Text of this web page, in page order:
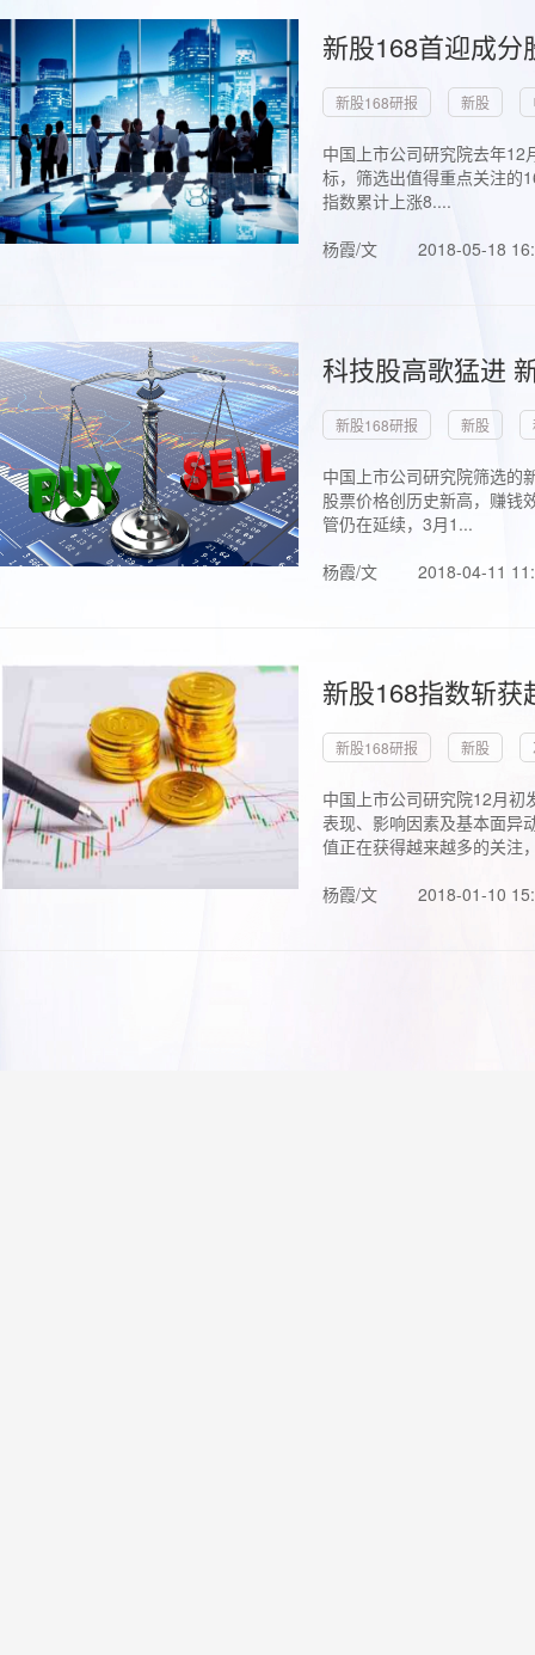
新股168首迎成
新股168研报 新股
中国上市公司研究院去年
标，筛选出值得重点关注的
指数累计上涨8....
杨霞/文
2018-05-18
科技股高歌猛进
新股168研报 新股
中国上市公司研究院筛选的
股票价格创历史新高，赚钱
管仍在延续，3月1...
杨霞/文
2018-04-11
新股168指数斩
新股168研报 新股
中国上市公司研究院12月初
表现、影响因素及基本面异
值正在获得越来越多的关注
杨霞/文
2018-01-10